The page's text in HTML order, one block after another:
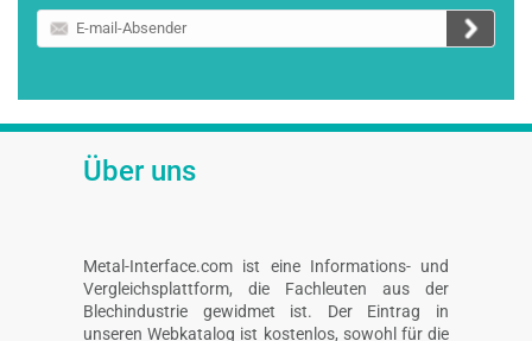
E-
mail-
Über uns
Metal-Interface.com ist eine Informations- und
Vergleichsplattform, die Fachleuten aus der
Blechindustrie gewidmet ist. Der Eintrag in
unseren Webkatalog ist kostenlos, sowohl für die